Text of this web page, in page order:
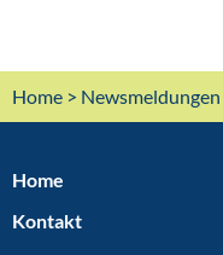
Home > Newsmeldungen
Home
Kontakt